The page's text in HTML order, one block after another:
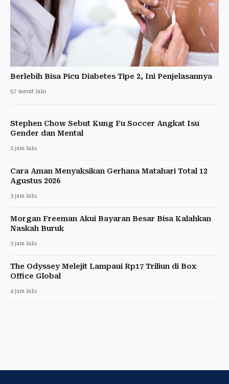
Berlebih Bisa Picu Diabetes Tipe 2, Ini Penjelasannya
57 menit lalu
Stephen Chow Sebut Kung Fu Soccer Angkat Isu
Gender dan Mental
2 jam lalu
Cara Aman Menyaksikan Gerhana Matahari Total 12
Agustus 2026
3 jam lalu
Morgan Freeman Akui Bayaran Besar Bisa Kalahkan
Naskah Buruk
3 jam lalu
The Odyssey Melejit Lampaui Rp17 Triliun di Box
Office Global
4 jam lalu